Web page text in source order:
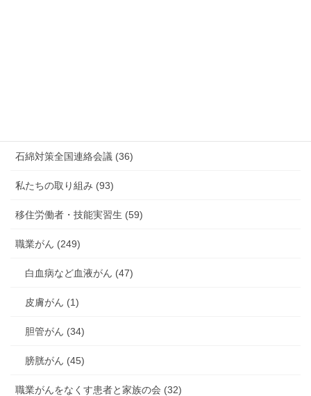
石綿対策全国連絡会議 (36)
私たちの取り組み (93)
移住労働者・技能実習生 (59)
職業がん (249)
白血病など血液がん (47)
皮膚がん (1)
胆管がん (34)
膀胱がん (45)
職業がんをなくす患者と家族の会 (32)